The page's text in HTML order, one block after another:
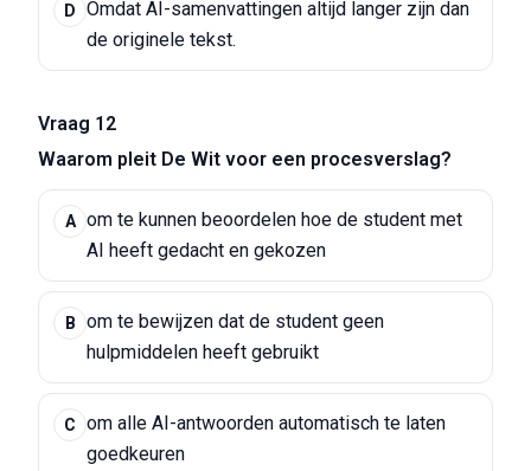
D
Omdat AI-samenvattingen altijd langer zijn dan
de originele tekst.
Vraag 12
Waarom pleit De Wit voor een procesverslag?
A om te kunnen beoordelen hoe de student met
AI heeft gedacht en gekozen
B
om te bewijzen dat de student geen
hulpmiddelen heeft gebruikt
C
om alle AI-antwoorden automatisch te laten
goedkeuren